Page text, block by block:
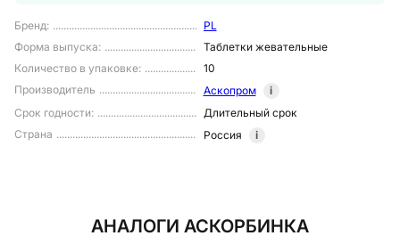
Бренд:
PL
Форма выпуска:
Таблетки жевательные
Количество в упаковке:
10
Производитель
Аскопром
i
Срок годности:
Длительный срок
Страна
Россия i
АНАЛОГИ АСКОРБИНКА